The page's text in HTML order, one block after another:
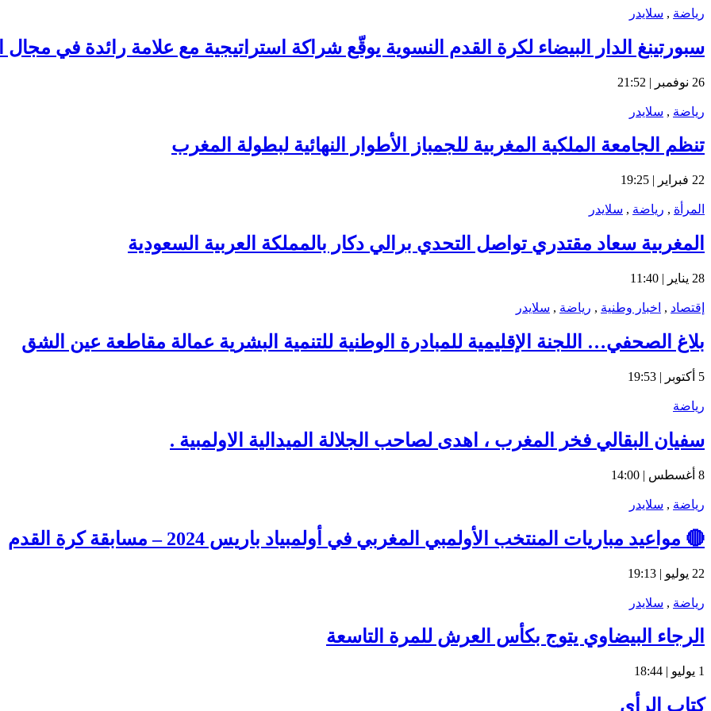
رياضة , سلايدر
سبورتينغ الدار البيضاء لكرة القدم النسوية يوقّع شراكة استراتيجية مع علامة رائدة في
26 نوفمبر | 21:52
رياضة , سلايدر
تنظم الجامعة الملكية المغربية للجمباز الأطوار النهائية لبطولة المغرب
22 فبراير | 19:25
المرأة , رياضة , سلايدر
المغربية سعاد مقتدري تواصل التحدي برالي دكار بالمملكة العربية السعودية
28 يناير | 11:40
إقتصاد , اخبار وطنية , رياضة , سلايدر
بلاغ الصحفي… اللجنة الإقليمية للمبادرة الوطنية للتنمية البشرية عمالة مقاطعة عين الشق
5 أكتوبر | 19:53
رياضة
سفيان البقالي فخر المغرب ، اهدى لصاحب الجلالة الميدالية الاولمبية .
8 أغسطس | 14:00
رياضة , سلايدر
🔴 مواعيد مباريات المنتخب الأولمبي المغربي في أولمبياد باريس 2024 – مسابقة كرة القدم
22 يوليو | 19:13
رياضة , سلايدر
الرجاء البيضاوي يتوج بكأس العرش للمرة التاسعة
1 يوليو | 18:44
كتاب الرأي